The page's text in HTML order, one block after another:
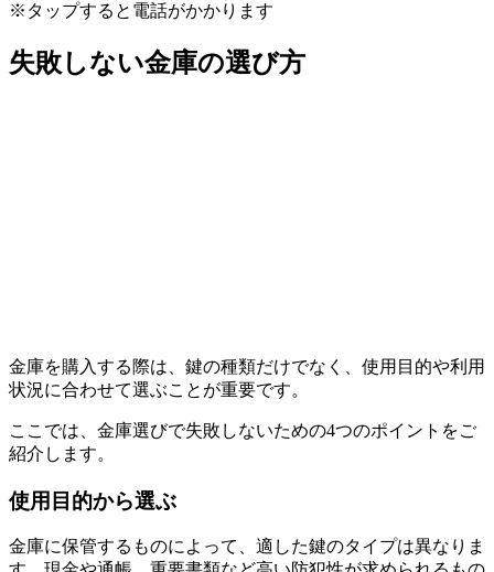
※タップすると電話がかかります
失敗しない金庫の選び方
金庫を購入する際は、鍵の種類だけでなく、使用目的や利用
状況に合わせて選ぶことが重要です。
ここでは、金庫選びで失敗しないための4つのポイントをご
紹介します。
使用目的から選ぶ
金庫に保管するものによって、適した鍵のタイプは異なりま